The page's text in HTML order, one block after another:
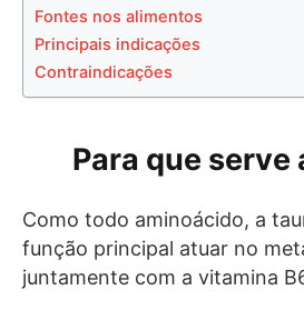
Fontes nos alimentos
Principais indicações
Contraindicações
Para que serve
Como todo aminoácido, a
função principal atuar no
juntamente com a vitamina